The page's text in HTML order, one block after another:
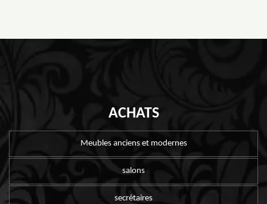
ACHATS
Meubles anciens et modernes
salons
secrétaires